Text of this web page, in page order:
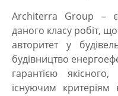
Architerra Group –
даного класу робіт,
авторитет у
будівництво
гарантією
існуючим критеріям